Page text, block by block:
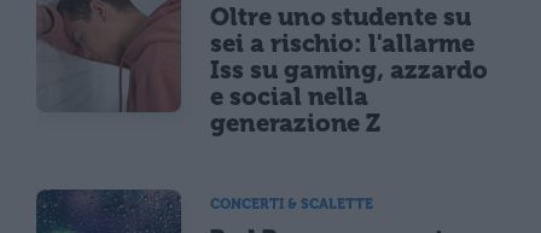
Oltre uno studente su
sei a rischio: l'allarme
Iss su gaming, azzardo
e social nella
generazione Z
CONCERTI & SCALETTE